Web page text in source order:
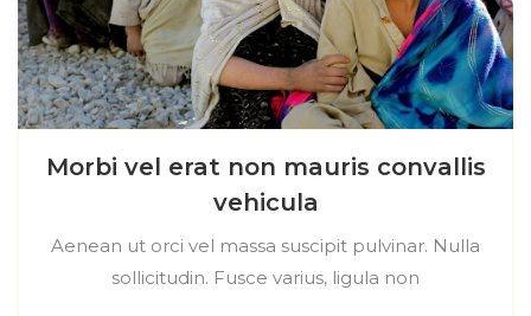
Morbi vel erat non mauris convallis
vehicula
Aenean ut orci vel massa suscipit pulvinar. Nulla
sollicitudin. Fusce varius, ligula non